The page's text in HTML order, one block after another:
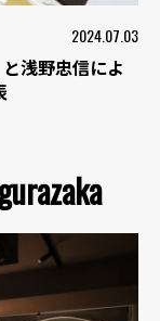
2024.07.03
浅野忠信によ